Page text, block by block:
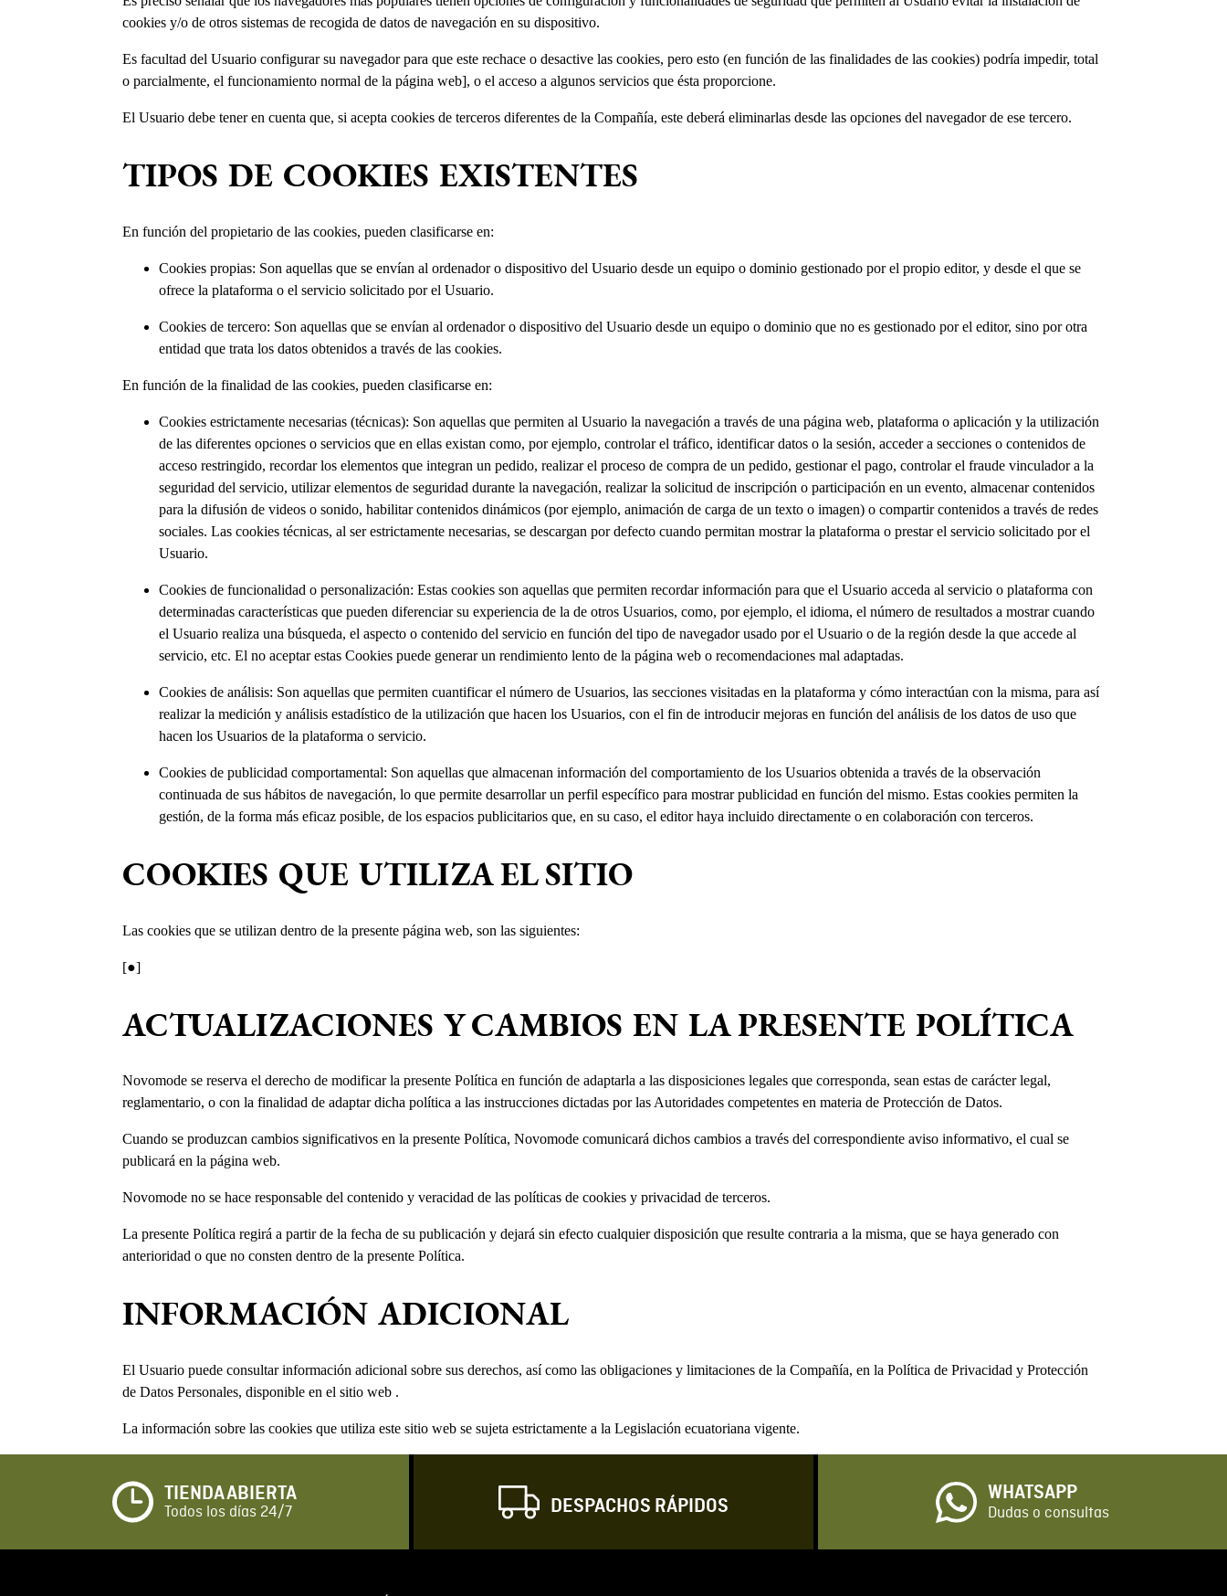
cookies y/o de otros sistemas de recogida de datos de navegación en su dispositivo.
Es facultad del Usuario configurar su navegador para que este rechace o desactive las cookies, pero esto (en función de las finalidades de las cookies) podría impedir, total
o parcialmente, el funcionamiento normal de la página web], o el acceso a algunos servicios que ésta proporcione.
El Usuario debe tener en cuenta que, si acepta cookies de terceros diferentes de la Compañía, este deberá eliminarlas desde las opciones del navegador de ese tercero.
TIPOS DE COOKIES EXISTENTES
En función del propietario de las cookies, pueden clasificarse en:
Cookies propias: Son aquellas que se envían al ordenador o dispositivo del Usuario desde un equipo o dominio gestionado por el propio editor, y desde el que se
ofrece la plataforma o el servicio solicitado por el Usuario.
Cookies de tercero: Son aquellas que se envían al ordenador o dispositivo del Usuario desde un equipo o dominio que no es gestionado por el editor, sino por otra
entidad que trata los datos obtenidos a través de las cookies.
En función de la finalidad de las cookies, pueden clasificarse en:
Cookies estrictamente necesarias (técnicas): Son aquellas que permiten al Usuario la navegación a través de una página web, plataforma o aplicación y la utilización
de las diferentes opciones o servicios que en ellas existan como, por ejemplo, controlar el tráfico, identificar datos o la sesión, acceder a secciones o contenidos de
acceso restringido, recordar los elementos que integran un pedido, realizar el proceso de compra de un pedido, gestionar el pago, controlar el fraude vinculador a la
seguridad del servicio, utilizar elementos de seguridad durante la navegación, realizar la solicitud de inscripción o participación en un evento, almacenar contenidos
para la difusión de videos o sonido, habilitar contenidos dinámicos (por ejemplo, animación de carga de un texto o imagen) o compartir contenidos a través de redes
sociales. Las cookies técnicas, al ser estrictamente necesarias, se descargan por defecto cuando permitan mostrar la plataforma o prestar el servicio solicitado por el
Usuario.
Cookies de funcionalidad o personalización: Estas cookies son aquellas que permiten recordar información para que el Usuario acceda al servicio o plataforma con
determinadas características que pueden diferenciar su experiencia de la de otros Usuarios, como, por ejemplo, el idioma, el número de resultados a mostrar cuando
el Usuario realiza una búsqueda, el aspecto o contenido del servicio en función del tipo de navegador usado por el Usuario o de la región desde la que accede al
servicio, etc. El no aceptar estas Cookies puede generar un rendimiento lento de la página web o recomendaciones mal adaptadas.
Cookies de análisis: Son aquellas que permiten cuantificar el número de Usuarios, las secciones visitadas en la plataforma y cómo interactúan con la misma, para así
realizar la medición y análisis estadístico de la utilización que hacen los Usuarios, con el fin de introducir mejoras en función del análisis de los datos de uso que
hacen los Usuarios de la plataforma o servicio.
Cookies de publicidad comportamental: Son aquellas que almacenan información del comportamiento de los Usuarios obtenida a través de la observación
continuada de sus hábitos de navegación, lo que permite desarrollar un perfil específico para mostrar publicidad en función del mismo. Estas cookies permiten la
gestión, de la forma más eficaz posible, de los espacios publicitarios que, en su caso, el editor haya incluido directamente o en colaboración con terceros.
COOKIES QUE UTILIZA EL SITIO
Las cookies que se utilizan dentro de la presente página web, son las siguientes:
[●]
ACTUALIZACIONES Y CAMBIOS EN LA PRESENTE POLÍTICA
Novomode se reserva el derecho de modificar la presente Política en función de adaptarla a las disposiciones legales que corresponda, sean estas de carácter legal,
reglamentario, o con la finalidad de adaptar dicha política a las instrucciones dictadas por las Autoridades competentes en materia de Protección de Datos.
Cuando se produzcan cambios significativos en la presente Política, Novomode comunicará dichos cambios a través del correspondiente aviso informativo, el cual se
publicará en la página web.
Novomode no se hace responsable del contenido y veracidad de las políticas de cookies y privacidad de terceros.
La presente Política regirá a partir de la fecha de su publicación y dejará sin efecto cualquier disposición que resulte contraria a la misma, que se haya generado con
anterioridad o que no consten dentro de la presente Política.
INFORMACIÓN ADICIONAL
El Usuario puede consultar información adicional sobre sus derechos, así como las obligaciones y limitaciones de la Compañía, en la Política de Privacidad y Protección
de Datos Personales, disponible en el sitio web .
La información sobre las cookies que utiliza este sitio web se sujeta estrictamente a la Legislación ecuatoriana vigente.
TIENDA ABIERTA
Todos los días 24/7 DESPACHOS RÁPIDOS
WHATSAPP
Dudas o consultas